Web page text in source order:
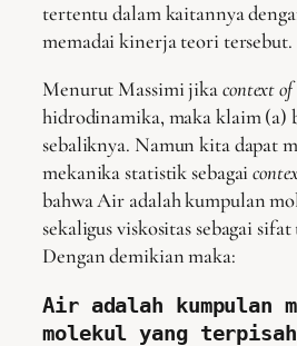
tertentu dalam kaitannya
memadai kinerja teori tersebut.
Menurut Massimi jikacontext of
hidrodinamika, maka klaim (a)
sebaliknya. Namun kita dapat
mekanika statistik sebagai
bahwa Air adalah kumpulan
sekaligus viskositas sebagai
Dengan demikian maka:
Air adalah kumpulan
molekul yang